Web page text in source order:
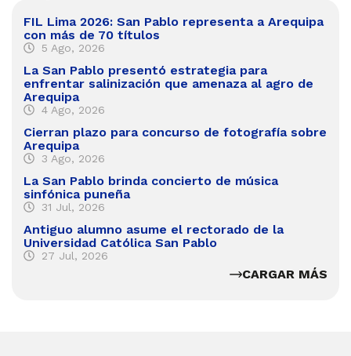
FIL Lima 2026: San Pablo representa a Arequipa
con más de 70 títulos
5 Ago, 2026
La San Pablo presentó estrategia para
enfrentar salinización que amenaza al agro de
Arequipa
4 Ago, 2026
Cierran plazo para concurso de fotografía sobre
Arequipa
3 Ago, 2026
La San Pablo brinda concierto de música
sinfónica puneña
31 Jul, 2026
Antiguo alumno asume el rectorado de la
Universidad Católica San Pablo
27 Jul, 2026
CARGAR MÁS